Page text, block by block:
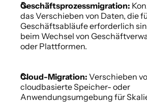
Geschäftsprozessmigration:
das Verschieben von Daten, die
Geschäftsabläufe erforderlich
beim Wechsel von
oder Plattformen.
Cloud-Migration: Verschieben
cloudbasierte Speicher- oder
Anwendungsumgebung für